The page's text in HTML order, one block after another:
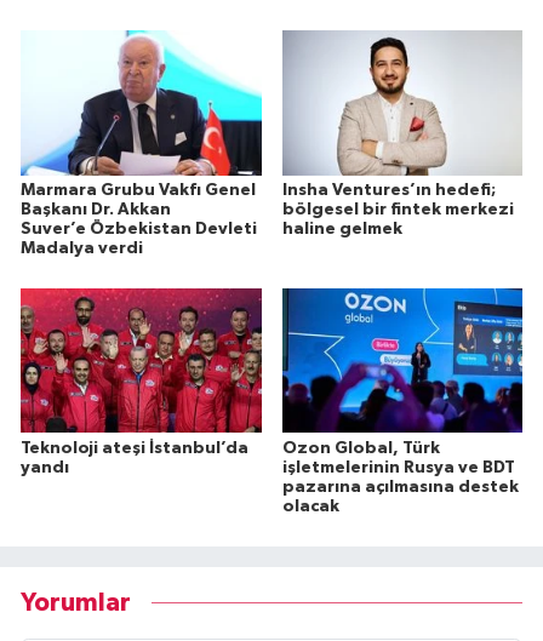
Marmara Grubu Vakfı Genel
Başkanı Dr. Akkan
Suver’e Özbekistan Devleti
Madalya verdi
Insha Ventures’ın hedefi;
bölgesel bir fintek merkezi
haline gelmek
Teknoloji ateşi İstanbul’da
yandı
Ozon Global, Türk
işletmelerinin Rusya ve BDT
pazarına açılmasına destek
olacak
Yorumlar